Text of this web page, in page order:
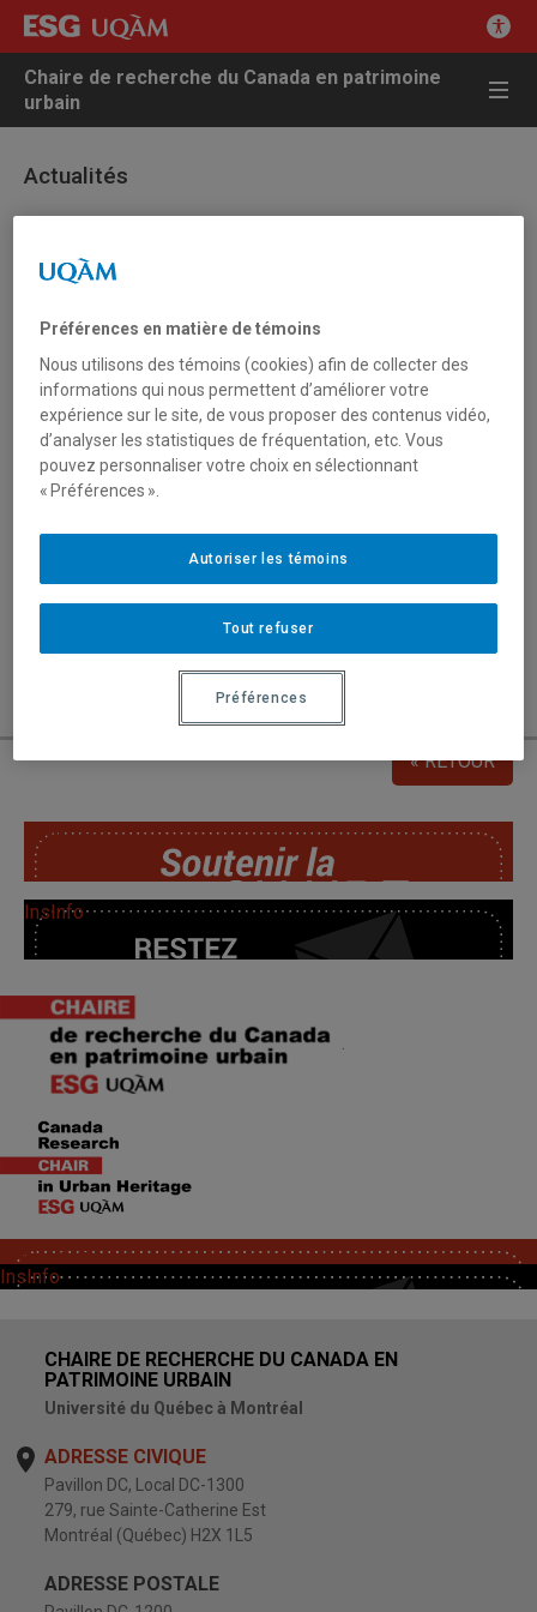
Chaire de recherche du Canada en patrimoine
urbain
Actualités
13 avril 2012 - Colloque Jean-Claude Marsan.
[S’]Approprier la ville
Inscription au Colloque “S’approprier la ville”
Dernière semaine pour l’inscription au colloque[S’]Approprier la
ville. Le devenir-ensemble, du patrimoine urbain aux
paysages culturels »qui aura lieu:
16 et 17 avril : Au Musée des Beaux-Arts de Montréal, Pavillon
18 avril : UQAM, Complexe des sciences Pierre Dansereau, SH-
2800, 200 rue Sherbrooke Ouest
FORMULAIRE D’INSCRIPTION: CLIQUEZ ICI
« RETOUR
SoutChaire
InsInfo
SoutChaire
InsInfo
CHAIRE DE RECHERCHE DU CANADA EN
PATRIMOINE URBAIN
Université du Québec à Montréal
ADRESSE CIVIQUE
Pavillon DC, Local DC-1300
279, rue Sainte-Catherine Est
Montréal (Québec) H2X 1L5
ADRESSE POSTALE
Préférences en matière de témoins
Nous utilisons des témoins (cookies) afin de collecter des
informations qui nous permettent d’améliorer votre
expérience sur le site, de vous proposer des contenus vidéo,
d’analyser les statistiques de fréquentation, etc. Vous
pouvez personnaliser votre choix en sélectionnant
« Préférences ».
Tout refuser
Autoriser les témoins
Préférences